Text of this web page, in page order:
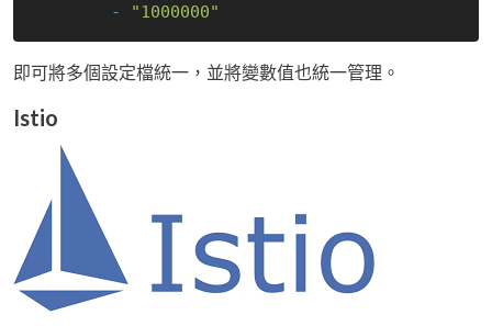
-
"1000000"
即可將多個設定檔統一，並將變數值也統一管理。
Istio